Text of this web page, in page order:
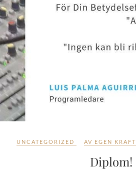
UNCATEGORIZED AV EGEN KRAFT
Diplom!